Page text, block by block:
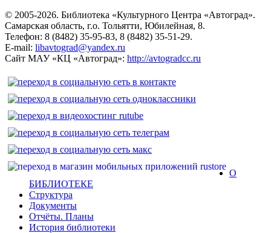
© 2005-2026. Библиотека «Культурного Центра «Автоград».
Самарская область, г.о. Тольятти, Юбилейная, 8.
Телефон: 8 (8482) 35-95-83, 8 (8482) 35-51-29.
E-mail: libavtograd@yandex.ru
Сайт МАУ «КЦ «Автоград»: http://avtogradcc.ru
О
БИБЛИОТЕКЕ
Структура
Документы
Отчёты. Планы
История библиотеки